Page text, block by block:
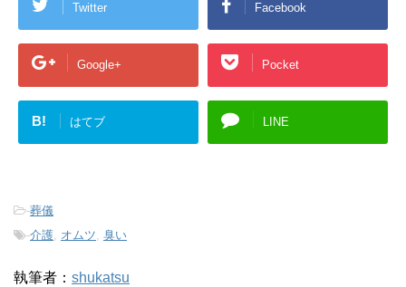
Twitter Facebook
Google+ Pocket
B! はてブ LINE
-葬儀
-介護 オムツ 臭い
執筆者： shukatsu